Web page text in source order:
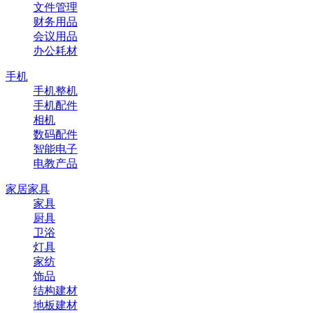
文件管理
财务用品
会议用品
办公耗材
手机
手机整机
手机配件
相机
数码配件
智能电子
电教产品
家居家具
家具
厨具
卫浴
灯具
家纺
饰品
结构建材
地板建材